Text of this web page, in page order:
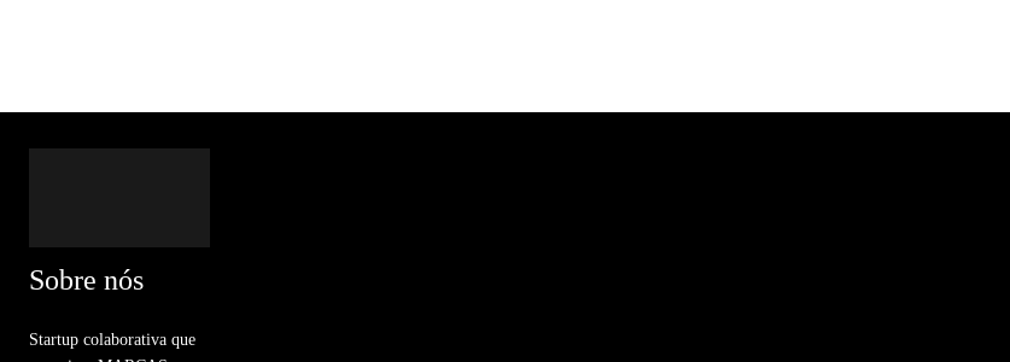
Sobre nós
Startup colaborativa que